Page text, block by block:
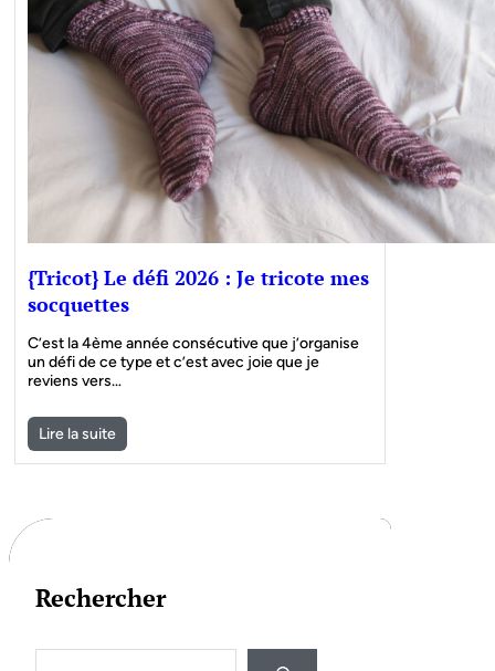
{Tricot} Le défi 2026 : Je tricote mes
socquettes
C’est la 4ème année consécutive que j’organise
un défi de ce type et c’est avec joie que je
reviens vers…
Lire la suite
Rechercher